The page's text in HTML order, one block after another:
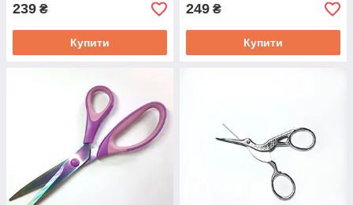
239 ₴
Купити
249 ₴
Купити